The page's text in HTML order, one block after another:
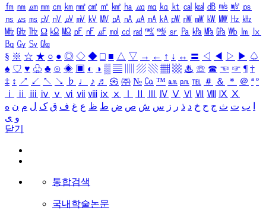
㎙ ㎚ ㎛ ㎜ ㎝ ㎞ ㎟ ㎠ ㎡ ㎢ ㏊ ㎍ ㎎ ㎏ ㏏ ㎈ ㎉ ㏈ ㎧ ㎨ ㎰
㎱ ㎲ ㎳ ㎴ ㎵ ㎶ ㎷ ㎸ ㎹ ㎀ ㎁ ㎂ ㎃ ㎄ ㎺ ㎻ ㎽ ㎾ ㎿ ㎐ ㎑
㎒ ㎓ ㎔ Ω ㏀ ㏁ ㎊ ㎋ ㎌ ㏖ ㏅ ㎭ ㎮ ㎯ ㏛ ㎩ ㎪ ㎫ ㎬ ㏝ ㏐
㏓
㏃ ㏉ ㏜ ㏆
§ ※ ☆ ★ ○ ● ◎ ◇ ◆ □ ■ △ ▽ → ← ↑ ↓ ↔ 〓 ◁ ◀ ▷ ▶ ♤
♠ ♡ ♥ ♧ ♣ ⊙ ◈ ▣ ◐ ◑ ▒ ▤ ▨ ▧ ▦ ▩ ♨ ☏ ☎ ☜ ☞ ¶ †
‡ ↕ ↗ ↙ ↖ ↘ ♭ ♩ ♪ ♬ ㉿ ㈜ № ㏇ ™ ㏂ ㏘ ℡ ＃ ＆ ＊ ＠ ª º
ⅰ
ⅱ ⅲ ⅳ ⅴ ⅵ ⅶ ⅷ ⅸ ⅹ Ⅳ Ⅴ Ⅵ Ⅶ Ⅷ Ⅸ Ⅹ
ب ت ث ج ح خ د ذ ر ز س ش ص ض ط ظ ع غ ف ق ک ل م ن ه
و ی
닫기
통합검색
국내학술논문